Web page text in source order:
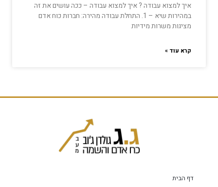
איך למצוא עבודה ? איך למצוא עבודה – ככה עושים את זה
במהירות שיא – 1. התחלת עבודה מהירה: חברות כוח אדם
מציגות משרות מידיות
קרא עוד »
דף הבית